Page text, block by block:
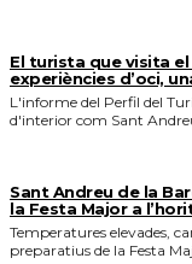
El turista que visita
experiències d’oci,
L'informe del Perfil del
d'interior com Sant
Sant Andreu de la
la Festa Major a
Temperatures elevades,
preparatius de la Festa